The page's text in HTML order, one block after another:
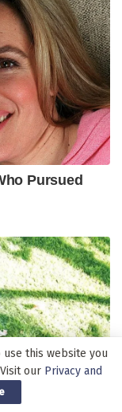
use this website you
our Privacy and